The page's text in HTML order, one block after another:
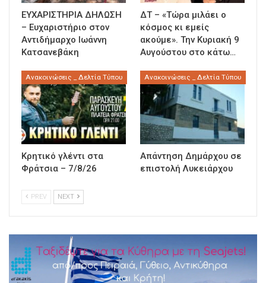
ΕΥΧΑΡΙΣΤΗΡΙΑ ΔΗΛΩΣΗ
– Ευχαριστήριο στον
Αντιδήμαρχο Ιωάννη
Κατσανεβάκη
ΔΤ – «Τώρα μιλάει ο
κόσμος κι εμείς
ακούμε». Την Κυριακή 9
Αυγούστου στο κάτω…
Ανακοινώσεις _ Δελτία Τύπου
Κρητικό γλέντι στα
Φράτσια – 7/8/26
Ανακοινώσεις _ Δελτία Τύπου
Απάντηση Δημάρχου σε
επιστολή Λυκειάρχου
PREV NEXT